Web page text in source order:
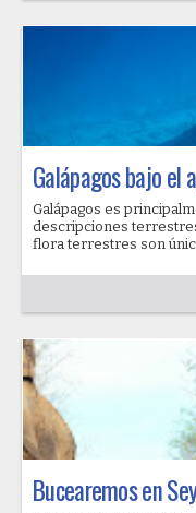
Galápagos bajo el
Galápagos es
descripciones
flora terrestres son
Bucearemos en